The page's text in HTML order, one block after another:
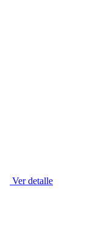
Ver detalle